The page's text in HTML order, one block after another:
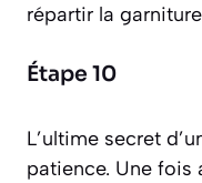
répartir la
Étape 10
L’ultime secret
patience. Une fois